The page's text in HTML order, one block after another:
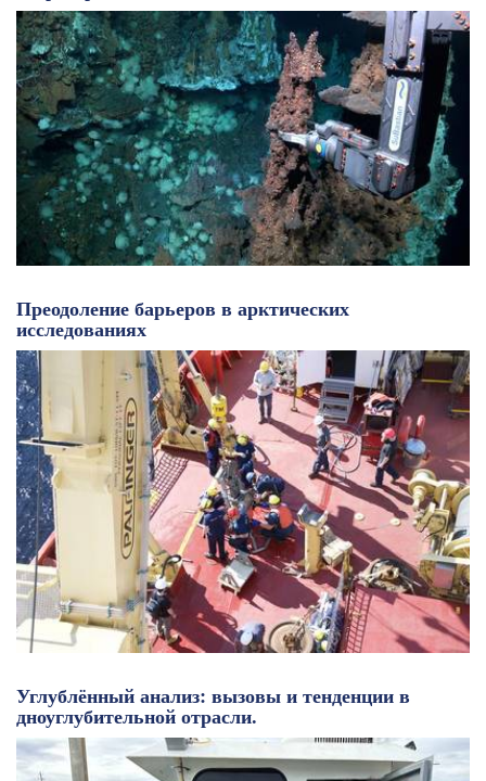
Преодоление барьеров в арктических
исследованиях
Углублённый анализ: вызовы и тенденции в
дноуглубительной отрасли.